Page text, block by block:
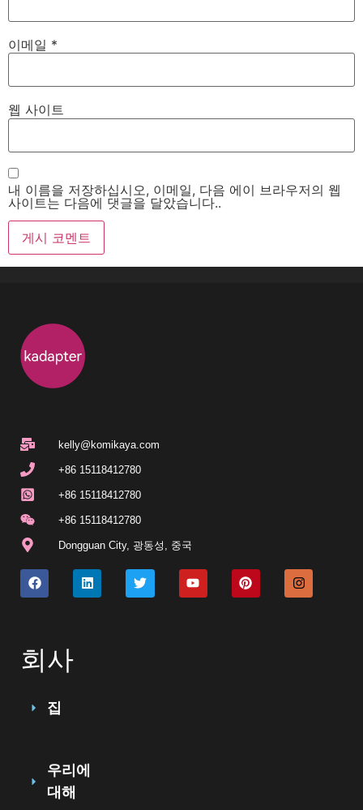
이메일 *
웹 사이트
내 이름을 저장하십시오, 이메일, 다음 에이 브라우저의 웹
사이트는 다음에 댓글을 달았습니다..
kelly@komikaya.com
+86 15118412780
+86 15118412780
+86 15118412780
Dongguan City, 광동성, 중국
회사
집
우리에
대해